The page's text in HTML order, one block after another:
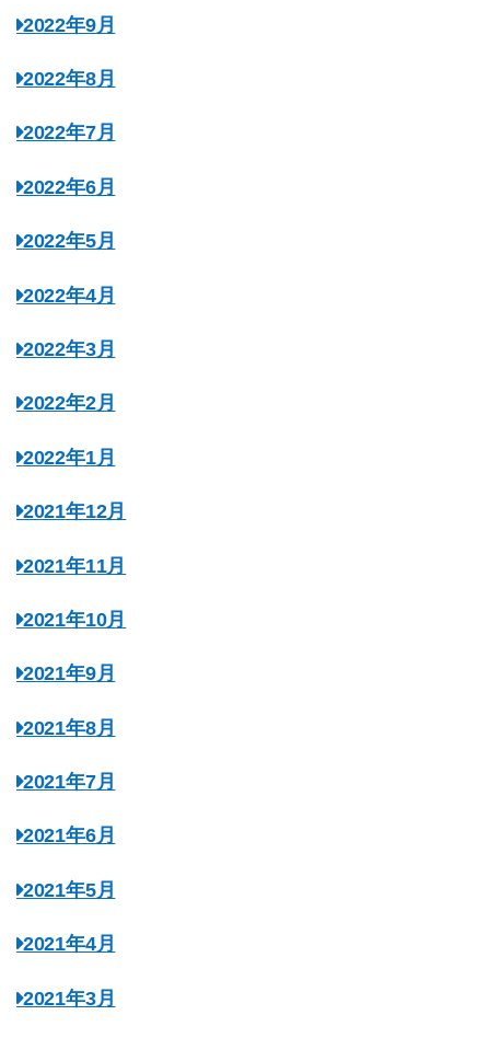
2022年9月
2022年8月
2022年7月
2022年6月
2022年5月
2022年4月
2022年3月
2022年2月
2022年1月
2021年12月
2021年11月
2021年10月
2021年9月
2021年8月
2021年7月
2021年6月
2021年5月
2021年4月
2021年3月